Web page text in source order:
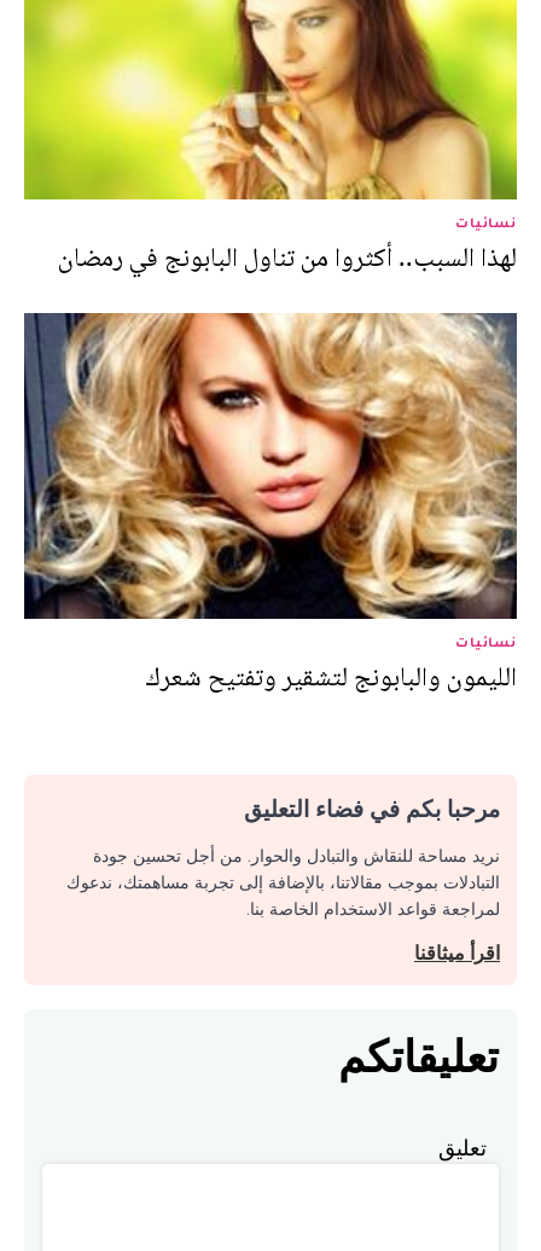
نسائيات
لهذا السبب.. أكثروا من تناول البابونج في رمضان
نسائيات
الليمون والبابونج لتشقير وتفتيح شعرك
مرحبا بكم في فضاء التعليق
نريد مساحة للنقاش والتبادل والحوار. من أجل تحسين جودة
التبادلات بموجب مقالاتنا، بالإضافة إلى تجربة مساهمتك، ندعوك
لمراجعة قواعد الاستخدام الخاصة بنا.
اقرأ ميثاقنا
تعليقاتكم
تعليق